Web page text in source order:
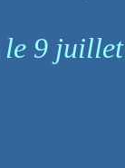
le 9